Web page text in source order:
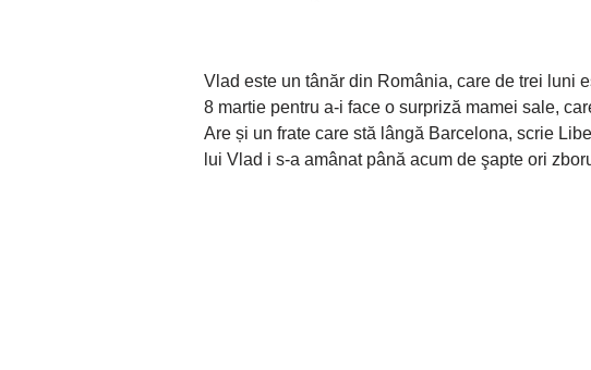
Vlad este un tânăr din România, care de trei luni
8 martie pentru a-i face o surpriză mamei sale,
Are și un frate care stă lângă Barcelona, scrie
lui Vlad i s-a amânat până acum de şapte ori